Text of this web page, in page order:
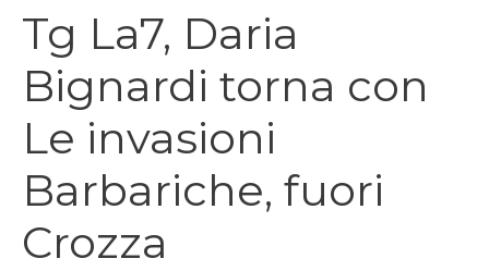
Tg La7, Daria
Bignardi torna con
Le invasioni
Barbariche, fuori
Crozza